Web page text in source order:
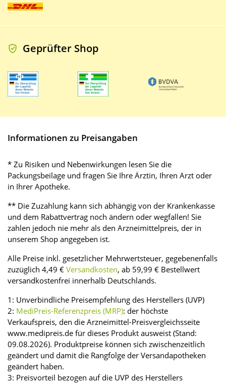
Geprüfter Shop
Informationen zu Preisangaben
* Zu Risiken und Nebenwirkungen lesen Sie die
Packungsbeilage und fragen Sie Ihre Ärztin, Ihren Arzt oder
in Ihrer Apotheke.
** Die Zuzahlung kann sich abhängig von der Krankenkasse
und dem Rabattvertrag noch ändern oder wegfallen! Sie
zahlen jedoch nie mehr als den Arzneimittelpreis, der in
unserem Shop angegeben ist.
Alle Preise inkl. gesetzlicher Mehrwertsteuer, gegebenenfalls
zuzüglich 4,49 € Versandkosten, ab 59,99 € Bestellwert
versandkostenfrei innerhalb Deutschlands.
1: Unverbindliche Preisempfehlung des Herstellers (UVP)
2: MediPreis-Referenzpreis (MRP): der höchste
Verkaufspreis, den die Arzneimittel-Preisvergleichsseite
www.medipreis.de für dieses Produkt ausweist (Stand:
09.08.2026). Produktpreise können sich zwischenzeitlich
geändert und damit die Rangfolge der Versandapotheken
geändert haben.
3: Preisvorteil bezogen auf die UVP des Herstellers